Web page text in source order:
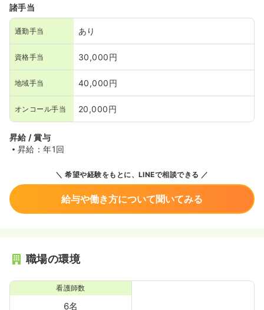
諸手当
通勤手当 あり
資格手当 30,000円
地域手当 40,000円
オンコール手当 20,000円
昇給 / 賞与
昇給：年1回
希望や経験をもとに、LINEで相談できる
給与や働き方について聞いてみる
職場の環境
看護師数
6名